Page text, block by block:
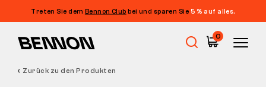
Treten Sie dem Bennon Club bei und sparen Sie 5 % auf alles.
0
Zurück zu den Produkten